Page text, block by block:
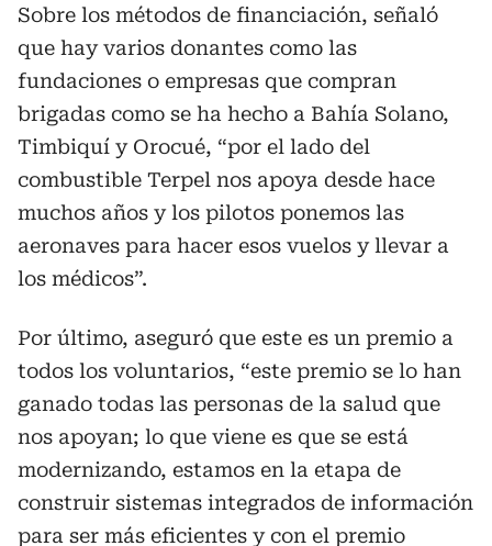
Sobre los métodos de financiación, señaló
que hay varios donantes como las
fundaciones o empresas que compran
brigadas como se ha hecho a Bahía Solano,
Timbiquí y Orocué, “por el lado del
combustible Terpel nos apoya desde hace
muchos años y los pilotos ponemos las
aeronaves para hacer esos vuelos y llevar a
los médicos”.
Por último, aseguró que este es un premio a
todos los voluntarios, “este premio se lo han
ganado todas las personas de la salud que
nos apoyan; lo que viene es que se está
modernizando, estamos en la etapa de
construir sistemas integrados de información
para ser más eficientes y con el premio